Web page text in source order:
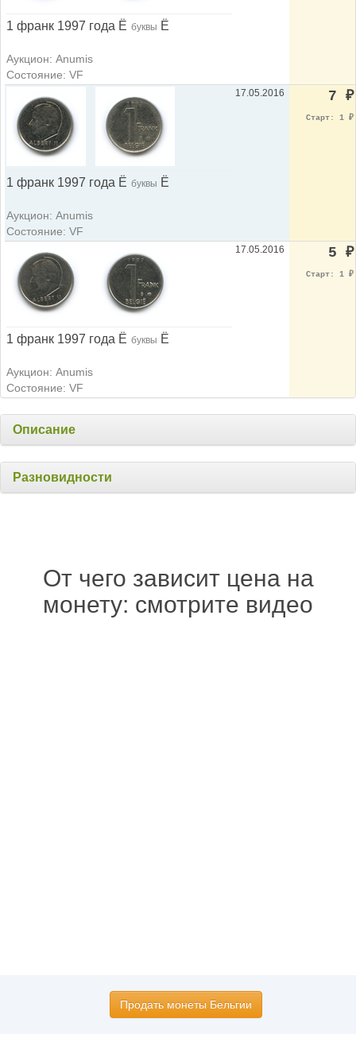
1 франк 1997 года Ë буквы Ë
Аукцион: Anumis
Состояние: VF
1 франк 1997 года Ë буквы Ë
Аукцион: Anumis
Состояние: VF
17.05.2016 7 ₽
Старт: 1 ₽
1 франк 1997 года Ë буквы Ë
Аукцион: Anumis
Состояние: VF
17.05.2016 5 ₽
Старт: 1 ₽
Описание
Разновидности
От чего зависит цена на
монету: смотрите видео
Продать монеты Бельгии